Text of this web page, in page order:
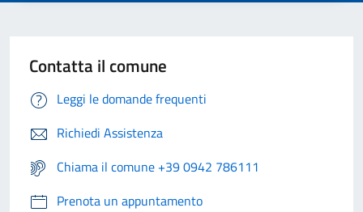
Contatta il comune
Leggi le domande frequenti
Richiedi Assistenza
Chiama il comune +39 0942 786111
Prenota un appuntamento